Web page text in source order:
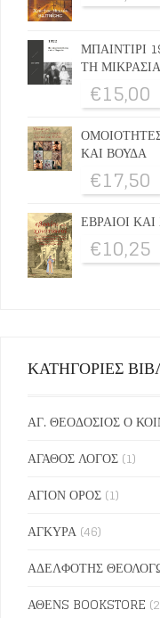
ΜΠΑΙΝΤΙΡΙ
ΤΗ ΜΙΚΡΑΣΙΑ
€15,00
ΚΑΙ ΒΟΥΔΑ
€17,50
ΕΒΡΑΙΟΙ
€10,25
ΚΑΤΗΓΟΡΙΕΣ
ΑΓ. ΘΕΟΔΟΣΙΟΣ Ο
ΑΓΑΘΟΣ ΛΟΓΟΣ (1)
ΑΓΙΟΝ ΟΡΟΣ (1)
ΑΓΚΥΡΑ (46)
ΑΔΕΛΦΟΤΗΣ
ΑΘΕΝS BOOKSTORE